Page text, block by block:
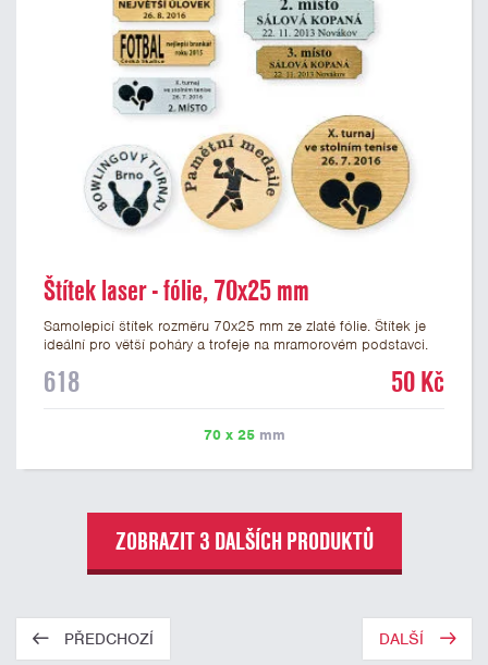
Štítek laser - fólie, 70x25 mm
Samolepicí štítek rozměru 70x25 mm ze zlaté fólie. Štítek je
ideální pro větší poháry a trofeje na mramorovém podstavci.
textu doporučujeme maximálně 3 řádky, aby byla zachována
prvním kroku objednávky.
618 50 Kč
70 x 25mm
ZOBRAZIT 3 DALŠÍCH PRODUKTŮ
PŘEDCHOZÍ DALŠÍ